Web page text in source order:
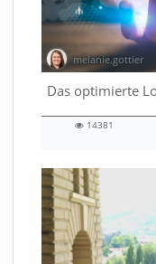
melanie.gottier
06:10 duration
14381